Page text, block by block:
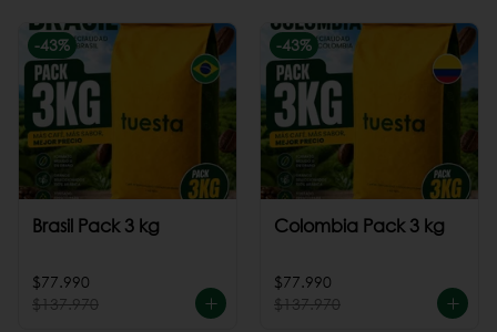
-43%
Brasil Pack 3 kg
$77.990
$137.970
-43%
Colombia Pack 3 kg
$77.990
$137.970